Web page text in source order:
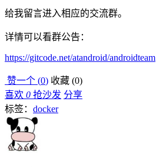
给我留言进入相应的交流群。
详情可以看群公告：
https://gitcode.net/atandroid/androidteam
赞一个 (0) 收藏 (0)
喜欢 0 抢沙发 分享
标签： docker